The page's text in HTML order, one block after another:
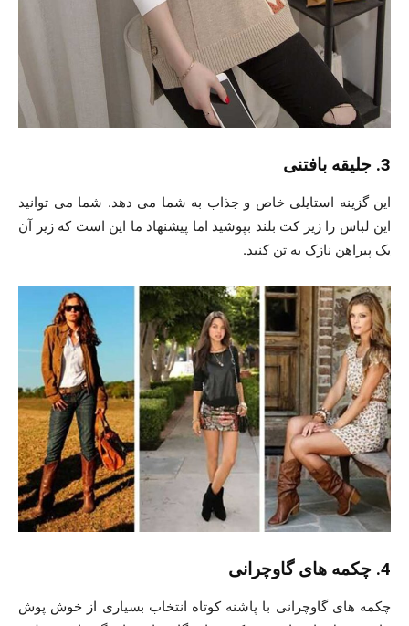
3. جلیقه بافتنی
این گزینه استایلی خاص و جذاب به شما می دهد. شما می توانید
این لباس را زیر کت بلند بپوشید اما پیشنهاد ما این است که زیر آن
یک پیراهن نازک به تن کنید.
4. چکمه های گاوچرانی
چکمه های گاوچرانی با پاشنه کوتاه انتخاب بسیاری از خوش پوش